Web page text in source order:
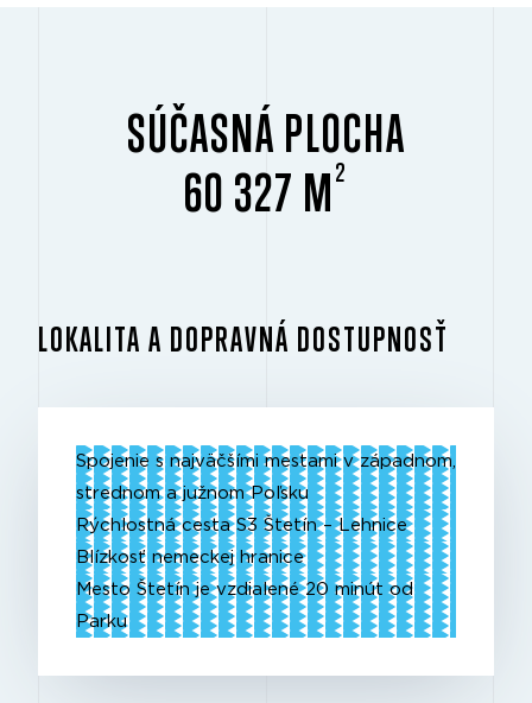
SÚČASNÁ PLOCHA
60 327 M 2
LOKALITA A DOPRAVNÁ DOSTUPNOSŤ
Spojenie s najväčšími mestami v západnom,
strednom a južnom Poľsku
Rýchlostná cesta S3 Štetín – Lehnice
Blízkosť nemeckej hranice
Mesto Štetín je vzdialené 20 minút od
Parku